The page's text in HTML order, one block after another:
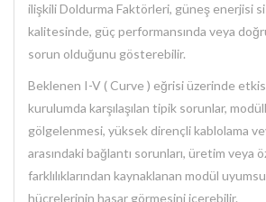
ilişkili Doldurma Faktörleri, güneş enerjisi
kalitesinde, güç performansında veya
sorun olduğunu gösterebilir.
Beklenen I-V ( Curve ) eğrisi üzerinde
kurulumda karşılaşılan tipik sorunlar,
gölgelenmesi, yüksek dirençli kablolama
arasındaki bağlantı sorunları, üretim veya
farklılıklarından kaynaklanan modül
hücrelerinin hasar görmesini içerebilir.